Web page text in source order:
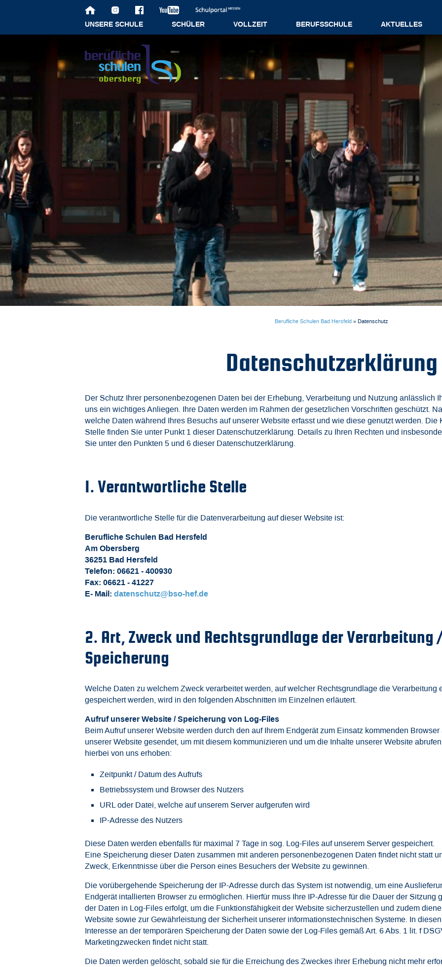
UNSERE SCHULE SCHÜLER VOLLZEIT BERUFSSCHULE AKTUELLES
Berufliche Schulen Bad Hersfeld » Datenschutz
Datenschutzerklärung
Der Schutz Ihrer personenbezogenen Daten bei der Erhebung, Verarbeitung und Nutzung anlässlich
uns ein wichtiges Anliegen. Ihre Daten werden im Rahmen der gesetzlichen Vorschriften geschützt.
welche Daten während Ihres Besuchs auf unserer Website erfasst und wie diese genutzt werden. Die
Stelle finden Sie unter Punkt 1 dieser Datenschutzerklärung. Details zu Ihren Rechten und
Sie unter den Punkten 5 und 6 dieser Datenschutzerklärung.
1. Verantwortliche Stelle
Die verantwortliche Stelle für die Datenverarbeitung auf dieser Website ist:
Berufliche Schulen Bad Hersfeld
Am Obersberg
36251 Bad Hersfeld
Telefon: 06621 - 400930
Fax: 06621 - 41227
E- Mail: datenschutz@bso-hef.de
2. Art, Zweck und Rechtsgrundlage der Verarbeitung
Speicherung
Welche Daten zu welchem Zweck verarbeitet werden, auf welcher Rechtsgrundlage die Verarbeitung
gespeichert werden, wird in den folgenden Abschnitten im Einzelnen erläutert.
Aufruf unserer Website / Speicherung von Log-Files
Beim Aufruf unserer Website werden durch den auf Ihrem Endgerät zum Einsatz kommenden
unserer Website gesendet, um mit diesem kommunizieren und um die Inhalte unserer Website
hierbei von uns erhoben:
Zeitpunkt / Datum des Aufrufs
Betriebssystem und Browser des Nutzers
URL oder Datei, welche auf unserem Server aufgerufen wird
IP-Adresse des Nutzers
Diese Daten werden ebenfalls für maximal 7 Tage in sog. Log-Files auf unserem Server gespeichert.
Eine Speicherung dieser Daten zusammen mit anderen personenbezogenen Daten findet nicht statt
Zweck, Erkenntnisse über die Person eines Besuchers der Website zu gewinnen.
Die vorübergehende Speicherung der IP-Adresse durch das System ist notwendig, um eine
Endgerät intallierten Browser zu ermöglichen. Hierfür muss Ihre IP-Adresse für die Dauer der Sitzung
der Daten in Log-Files erfolgt, um die Funktionsfähigkeit der Website sicherzustellen und zudem
Website sowie zur Gewährleistung der Sicherheit unserer informationstechnischen Systeme. In
Interesse an der temporären Speicherung der Daten sowie der Log-Files gemäß Art. 6 Abs. 1 lit. f
Marketingzwecken findet nicht statt.
Die Daten werden gelöscht, sobald sie für die Erreichung des Zweckes ihrer Erhebung nicht mehr